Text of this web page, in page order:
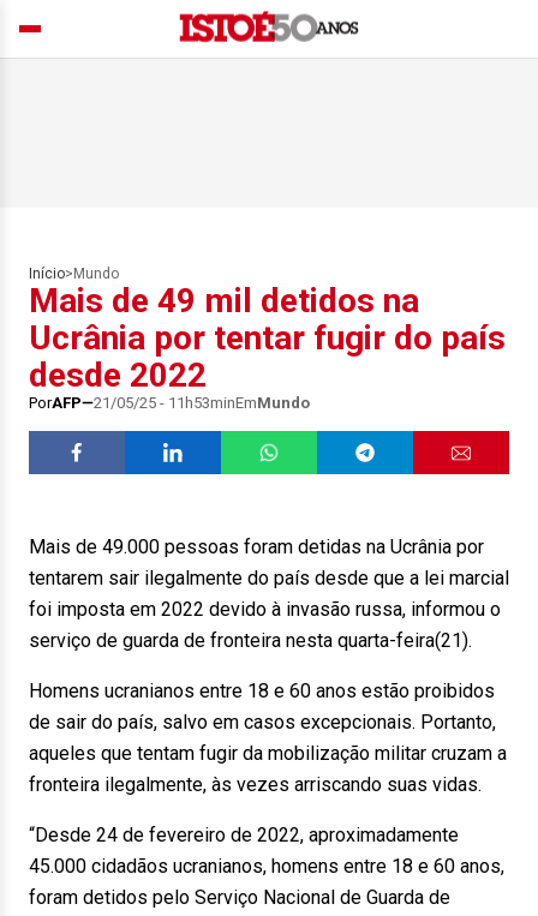
Início> Mundo
Mais de 49 mil detidos na
Ucrânia por tentar fugir do país
desde 2022
PorAFP 21/05/25 - 11h53minEmMundo
Mais de 49.000 pessoas foram detidas na Ucrânia por
tentarem sair ilegalmente do país desde que a lei marcial
foi imposta em 2022 devido à invasão russa, informou o
serviço de guarda de fronteira nesta quarta-feira(21).
Homens ucranianos entre 18 e 60 anos estão proibidos
de sair do país, salvo em casos excepcionais. Portanto,
aqueles que tentam fugir da mobilização militar cruzam a
fronteira ilegalmente, às vezes arriscando suas vidas.
“Desde 24 de fevereiro de 2022, aproximadamente
45.000 cidadãos ucranianos, homens entre 18 e 60 anos,
foram detidos pelo Serviço Nacional de Guarda de